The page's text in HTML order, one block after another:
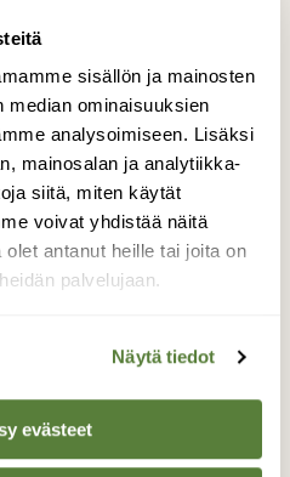
sisällön ja mainosten
median ominaisuuksien
analysoimiseen. Lisäksi
mainosalan ja analytiikka-
siitä, miten käytät
voivat yhdistää näitä
antanut heille tai joita on
palvelujaan.
Näytä tiedot
evästeet
ja samalla tulee
vieraslajia.
LISTAAN